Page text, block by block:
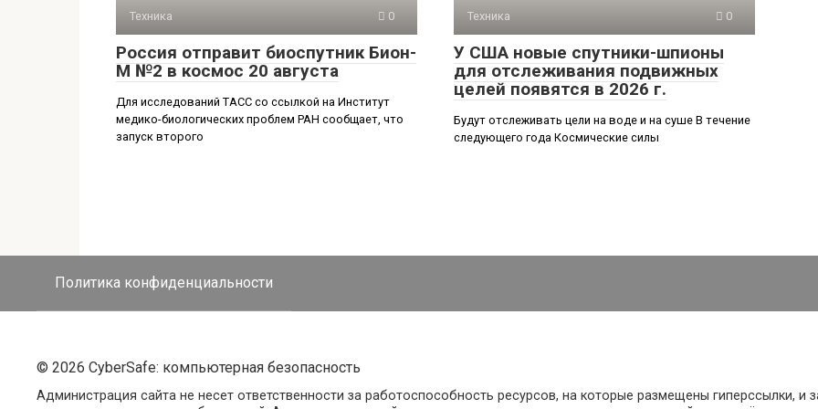
Техника 0
Россия отправит биоспутник Бион-
М №2 в космос 20 августа
Для исследований ТАСС со ссылкой на Институт
медико-биологических проблем РАН сообщает, что
запуск второго
Техника 0
У США новые спутники-шпионы
для отслеживания подвижных
целей появятся в 2026 г.
Будут отслеживать цели на воде и на суше В течение
следующего года Космические силы
Политика конфиденциальности
© 2026 CyberSafe: компьютерная безопасность
Администрация сайта не несет ответственности за работоспособность ресурсов, на которые размещены гиперссылки, и